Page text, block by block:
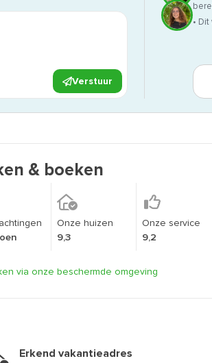
Verstuur
•
& boeken
Onze huizen
9,3
Onze service
9,2
via onze beschermde omgeving
Erkend vakantieadres